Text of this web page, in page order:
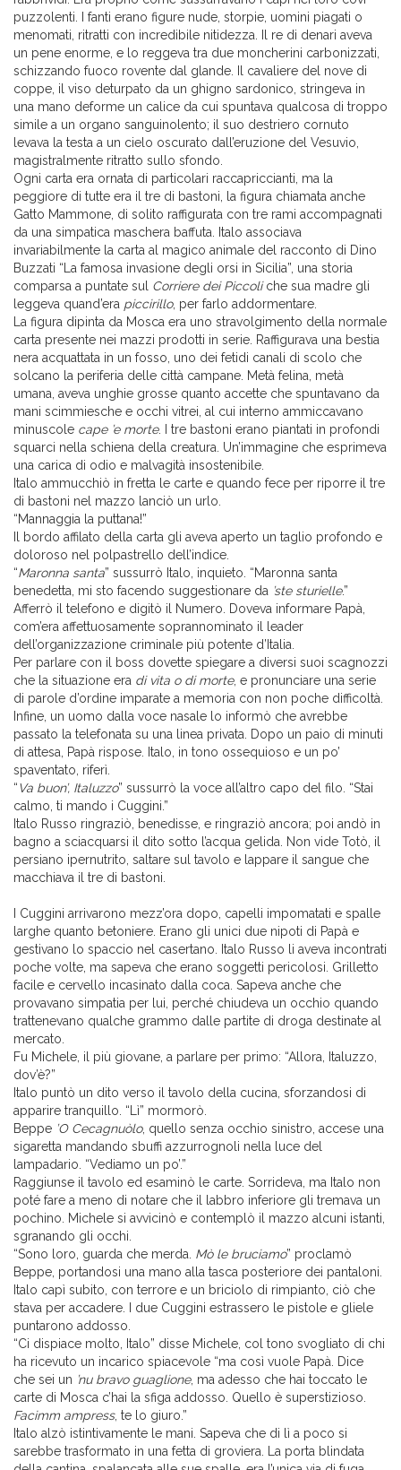
puzzolenti. I fanti erano figure nude, storpie, uomini piagati o
menomati, ritratti con incredibile nitidezza. Il re di denari aveva
un pene enorme, e lo reggeva tra due moncherini carbonizzati,
schizzando fuoco rovente dal glande. Il cavaliere del nove di
coppe, il viso deturpato da un ghigno sardonico, stringeva in
una mano deforme un calice da cui spuntava qualcosa di troppo
simile a un organo sanguinolento; il suo destriero cornuto
levava la testa a un cielo oscurato dall’eruzione del Vesuvio,
magistralmente ritratto sullo sfondo.
Ogni carta era ornata di particolari raccapriccianti, ma la
peggiore di tutte era il tre di bastoni, la figura chiamata anche
Gatto Mammone, di solito raffigurata con tre rami accompagnati
da una simpatica maschera baffuta. Italo associava
invariabilmente la carta al magico animale del racconto di Dino
Buzzati “La famosa invasione degli orsi in Sicilia”, una storia
comparsa a puntate sul Corriere dei Piccoliche sua madre gli
leggeva quand’era piccirillo, per farlo addormentare.
La figura dipinta da Mosca era uno stravolgimento della normale
carta presente nei mazzi prodotti in serie. Raffigurava una bestia
nera acquattata in un fosso, uno dei fetidi canali di scolo che
solcano la periferia delle città campane. Metà felina, metà
umana, aveva unghie grosse quanto accette che spuntavano da
mani scimmiesche e occhi vitrei, al cui interno ammiccavano
minuscole cape ’e morte. I tre bastoni erano piantati in profondi
squarci nella schiena della creatura. Un’immagine che esprimeva
una carica di odio e malvagità insostenibile.
Italo ammucchiò in fretta le carte e quando fece per riporre il tre
di bastoni nel mazzo lanciò un urlo.
“Mannaggia la puttana!”
Il bordo affilato della carta gli aveva aperto un taglio profondo e
doloroso nel polpastrello dell’indice.
“Maronna santa” sussurrò Italo, inquieto. “Maronna santa
benedetta, mi sto facendo suggestionare da ’ste sturielle.”
Afferrò il telefono e digitò il Numero. Doveva informare Papà,
com’era affettuosamente soprannominato il leader
dell’organizzazione criminale più potente d’Italia.
Per parlare con il boss dovette spiegare a diversi suoi scagnozzi
che la situazione era di vita o di morte, e pronunciare una serie
di parole d’ordine imparate a memoria con non poche difficoltà.
Infine, un uomo dalla voce nasale lo informò che avrebbe
passato la telefonata su una linea privata. Dopo un paio di minuti
di attesa, Papà rispose. Italo, in tono ossequioso e un po’
spaventato, riferì.
“Va buon’, Italuzzo” sussurrò la voce all’altro capo del filo. “Stai
calmo, ti mando i Cuggini.”
Italo Russo ringraziò, benedisse, e ringraziò ancora; poi andò in
bagno a sciacquarsi il dito sotto l’acqua gelida. Non vide Totò, il
persiano ipernutrito, saltare sul tavolo e lappare il sangue che
macchiava il tre di bastoni.
I Cuggini arrivarono mezz’ora dopo, capelli impomatati e spalle
larghe quanto betoniere. Erano gli unici due nipoti di Papà e
gestivano lo spaccio nel casertano. Italo Russo li aveva incontrati
poche volte, ma sapeva che erano soggetti pericolosi. Grilletto
facile e cervello incasinato dalla coca. Sapeva anche che
provavano simpatia per lui, perché chiudeva un occhio quando
trattenevano qualche grammo dalle partite di droga destinate al
mercato.
Fu Michele, il più giovane, a parlare per primo: “Allora, Italuzzo,
dov’è?”
Italo puntò un dito verso il tavolo della cucina, sforzandosi di
apparire tranquillo. “Lì” mormorò.
Beppe ’O Cecagnuòlo, quello senza occhio sinistro, accese una
sigaretta mandando sbuffi azzurrognoli nella luce del
lampadario. “Vediamo un po’.”
Raggiunse il tavolo ed esaminò le carte. Sorrideva, ma Italo non
poté fare a meno di notare che il labbro inferiore gli tremava un
pochino. Michele si avvicinò e contemplò il mazzo alcuni istanti,
sgranando gli occhi.
“Sono loro, guarda che merda. Mò le bruciamo” proclamò
Beppe, portandosi una mano alla tasca posteriore dei pantaloni.
Italo capì subito, con terrore e un briciolo di rimpianto, ciò che
stava per accadere. I due Cuggini estrassero le pistole e gliele
puntarono addosso.
“Ci dispiace molto, Italo” disse Michele, col tono svogliato di chi
ha ricevuto un incarico spiacevole “ma così vuole Papà. Dice
che sei un ’nu bravo guaglione, ma adesso che hai toccato le
carte di Mosca c’hai la sfiga addosso. Quello è superstizioso.
Facimm ampress, te lo giuro.”
Italo alzò istintivamente le mani. Sapeva che di lì a poco si
sarebbe trasformato in una fetta di groviera. La porta blindata